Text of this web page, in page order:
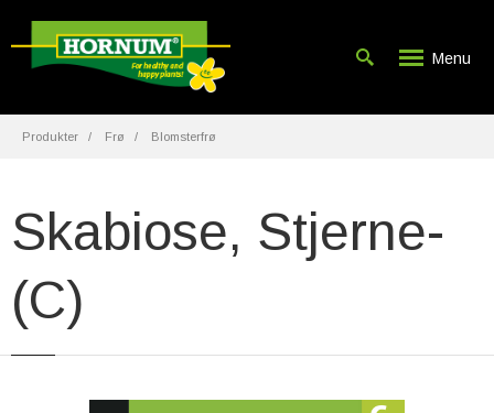
Menu
Produkter Frø Blomsterfrø
Skabiose, Stjerne-
(C)